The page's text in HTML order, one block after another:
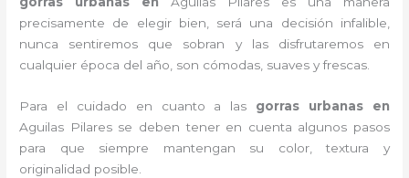
precisamente de elegir bien, será una decisión infalible,
nunca sentiremos que sobran y las disfrutaremos en
cualquier época del año, son cómodas, suaves y frescas.
Para el cuidado en cuanto a las gorras urbanas en
Aguilas Pilares se deben tener en cuenta algunos pasos
para que siempre mantengan su color, textura y
originalidad posible.